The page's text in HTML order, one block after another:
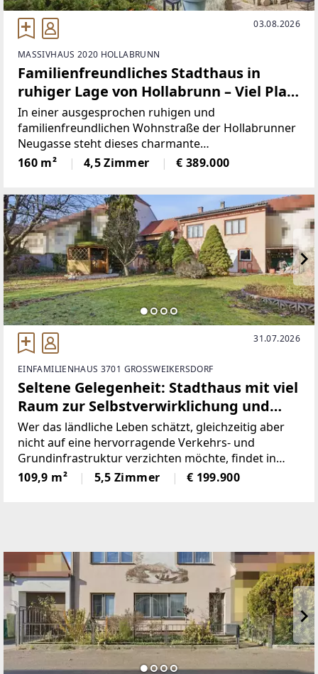
03.08.2026
MASSIVHAUS 2020 HOLLABRUNN
Familienfreundliches Stadthaus in
ruhiger Lage von Hollabrunn – Viel Platz
& Potenzial!
In einer ausgesprochen ruhigen und
familienfreundlichen Wohnstraße der Hollabrunner
Neugasse steht dieses charmante
Jahrhundertwendehaus zum Verkauf. Die
Liegenschaft erstreckt sich über ein großzügiges
hellen
160 m² 4,5 Zimmer € 389.000
31.07.2026
EINFAMILIENHAUS 3701 GROSSWEIKERSDORF
Seltene Gelegenheit: Stadthaus mit viel
Raum zur Selbstverwirklichung und
bester Anbindung!
Wer das ländliche Leben schätzt, gleichzeitig aber
nicht auf eine hervorragende Verkehrs- und
Grundinfrastruktur verzichten möchte, findet in
dieser Umgebung den idealen Wohnort.Zum
Verkauf steht dieses nette Stadthaus in der
109,9 m² 5,5 Zimmer € 199.900